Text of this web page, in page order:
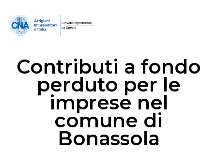
Contributi a fondo
perduto per le
imprese nel
comune di
Bonassola